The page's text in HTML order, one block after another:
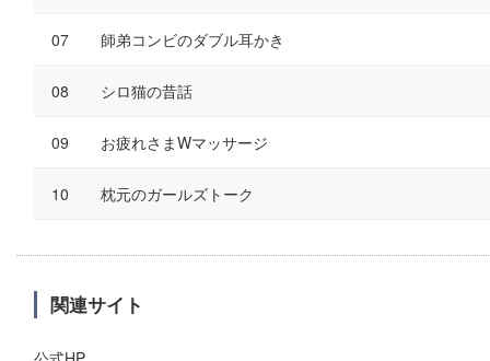
師弟コンビのダブル耳かき
シロ猫の昔話
お疲れさまWマッサージ
枕元のガールズトーク
関連サイト